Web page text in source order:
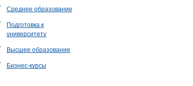
Среднее образование
Подготовка к
университету
Высшее образование
Бизнес-курсы